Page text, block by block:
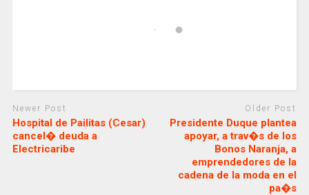
Newer Post
Hospital de Pailitas (Cesar)
cancel� deuda a
Electricaribe
Older Post
Presidente Duque plantea
apoyar, a trav�s de los
Bonos Naranja, a
emprendedores de la
cadena de la moda en el
pa�s